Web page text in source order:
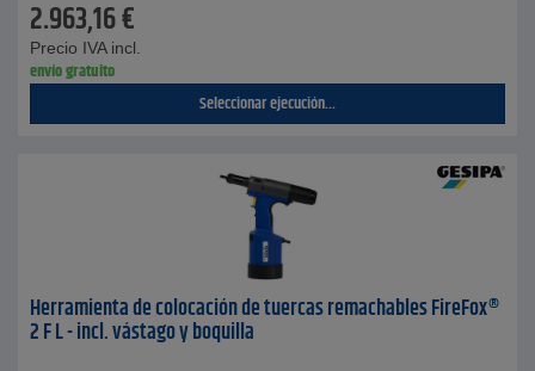
2.963,16€
Precio IVA incl.
envío gratuito
Seleccionar ejecución...
Herramienta de colocación de tuercas remachables FireFox®
2 F L - incl. vástago y boquilla